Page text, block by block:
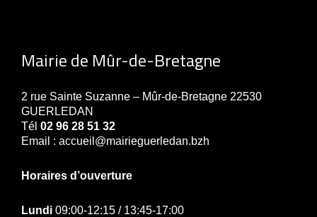
Mairie de Mûr-de-Bretagne
2 rue Sainte Suzanne – Mûr-de-Bretagne 22530
GUERLEDAN
Tél 02 96 28 51 32
Email : accueil@mairieguerledan.bzh
Horaires d’ouverture
Lundi 09:00-12:15 / 13:45-17:00